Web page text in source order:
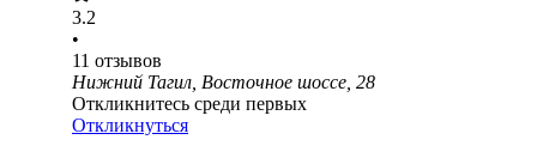
3.2
•
11 отзывов
Нижний Тагил, Восточное шоссе, 28
Откликнитесь среди первых
Откликнуться